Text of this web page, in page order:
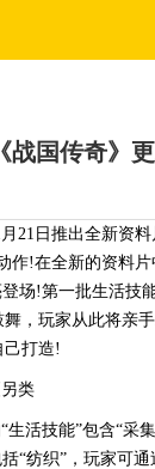
战国传奇》
月21日推出全新资
作!在全新的资料
场!第一批生活技
，玩家从此将亲
己打造!
类
活技能”包含“采集
“纺织”，玩家可